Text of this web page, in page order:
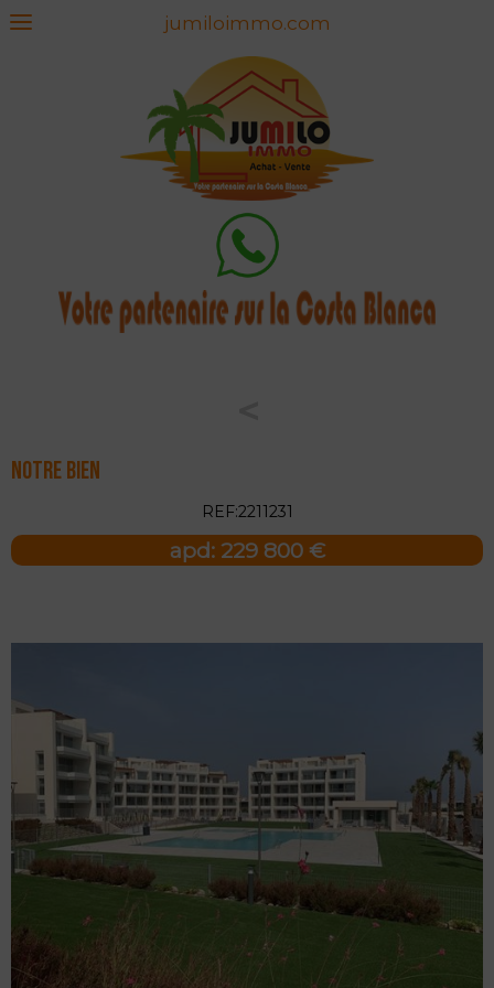
jumiloimmo.com
Notre bien
REF:2211231
apd: 229 800 €